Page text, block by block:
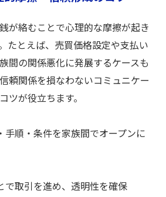
が絡むことで心理的な摩擦が起き
たとえば、売買価格設定や支払い
間の関係悪化に発展するケースも
頼関係を損なわないコミュニケー
ツが役立ちます。
手順・条件を家族間でオープンに
で取引を進め、透明性を確保